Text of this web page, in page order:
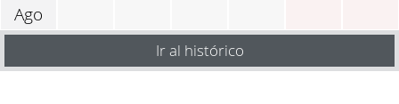
Ago
Ir al histórico